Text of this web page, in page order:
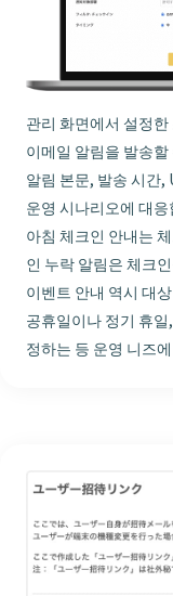
관리 화면에서 설정
이메일 알림을 발송할
알림 본문, 발송 시간,
운영 시나리오에 대응
아침 체크인 안내는
인 누락 알림은 체크
이벤트 안내 역시 대
공휴일이나 정기 휴
정하는 등 운영 니즈